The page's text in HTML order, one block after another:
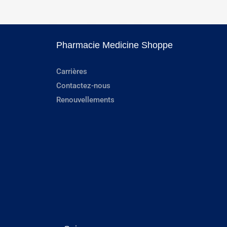
Pharmacie Medicine Shoppe
Carrières
Contactez-nous
Renouvellements